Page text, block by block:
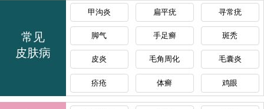
常见
皮肤病
甲沟炎 扁平疣 寻常疣
脚气 手足癣 斑秃
皮炎 毛角周化 毛囊炎
疥疮 体癣 鸡眼